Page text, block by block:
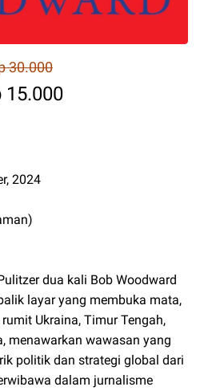
30.000
15.000
2024
dua kali Bob Woodward
layar yang membuka mata,
Ukraina, Timur Tengah,
menawarkan wawasan yang
politik dan strategi global dari
dalam jurnalisme